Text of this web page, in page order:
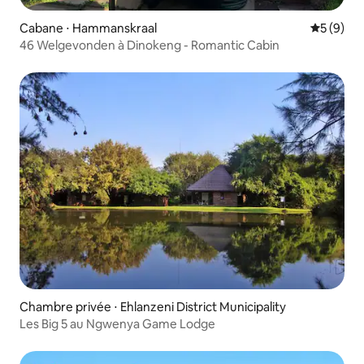
Cabane ⋅ Hammanskraal
5 (9)
46 Welgevonden à Dinokeng - Romantic Cabin
Chambre privée ⋅ Ehlanzeni District Municipality
Les Big 5 au Ngwenya Game Lodge